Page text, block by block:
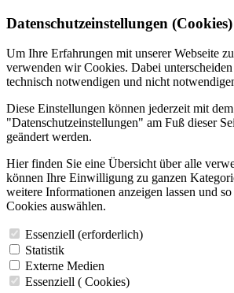
Datenschutzeinstellungen (Cookies)
Um Ihre Erfahrungen mit unserer Webseite
verwenden wir Cookies. Dabei
technisch notwendigen und nicht
Diese Einstellungen können jederzeit mit
"Datenschutzeinstellungen" am Fuß dieser
geändert werden.
Hier finden Sie eine Übersicht über alle
können Ihre Einwilligung zu ganzen
weitere Informationen anzeigen lassen und
Cookies auswählen.
Essenziell (erforderlich)
Statistik
Externe Medien
Essenziell ( Cookies)